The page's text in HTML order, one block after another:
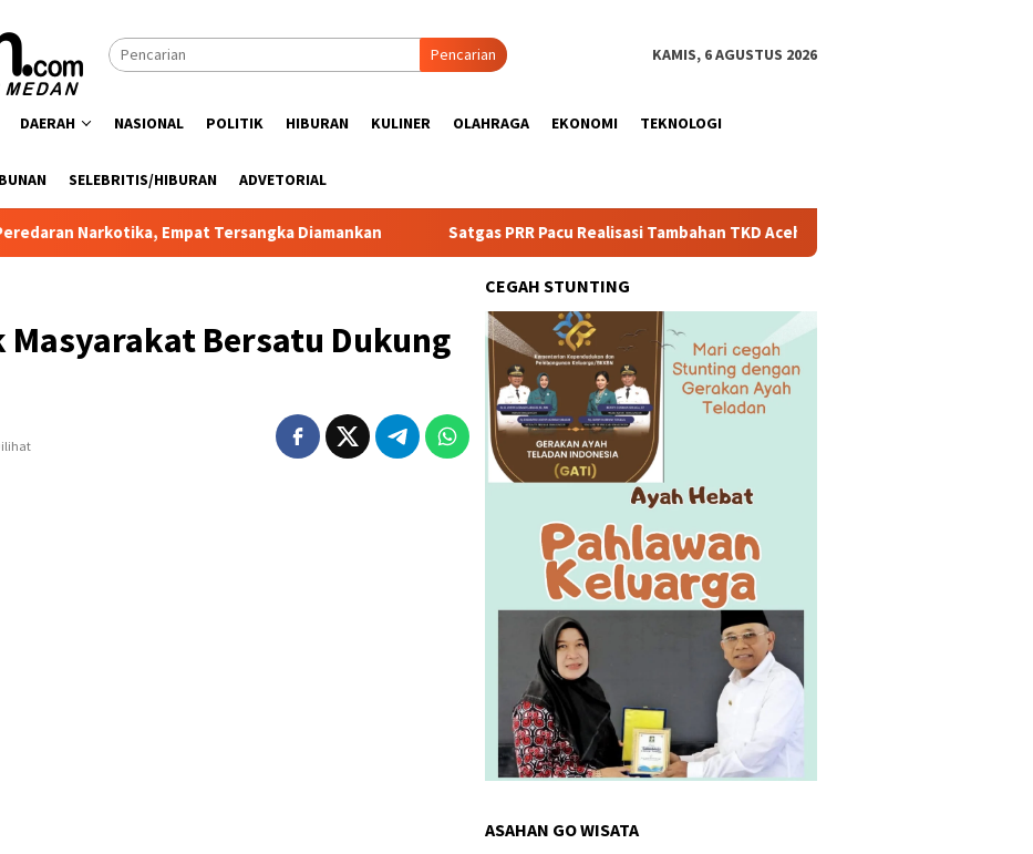
Pencarian KAMIS, 6 AGUSTUS 2026
DAERAH NASIONAL POLITIK HIBURAN KULINER OLAHRAGA EKONOMI TEKNOLOGI
SELEBRITIS/HIBURAN ADVETORIAL
Empat Tersangka Diamankan Satgas PRR Pacu Realisasi Tambahan TKD Aceh Rp1,65 Triliun, Pastikan Transparan dan
Bersatu Dukung
CEGAH STUNTING
ASAHAN GO WISATA